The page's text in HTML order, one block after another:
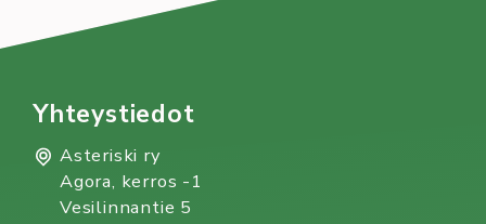
Yhteystiedot
Asteriski ry
Agora, kerros -1
Vesilinnantie 5